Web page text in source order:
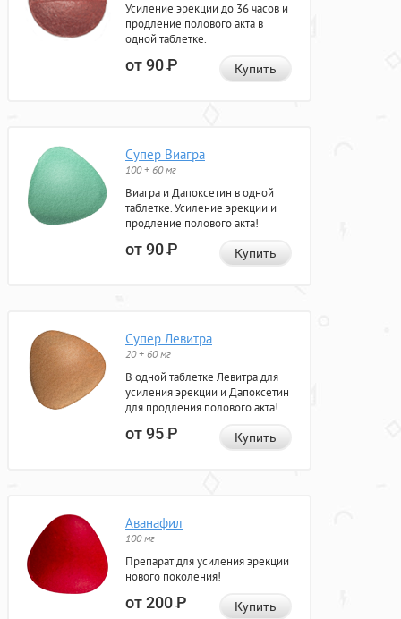
Усиление эрекции до 36 часов и
продление полового акта в
одной таблетке.
от 90Р Купить
Супер Виагра
100 + 60 мг
Виагра и Дапоксетин в одной
таблетке. Усиление эрекции и
продление полового акта!
от 90Р Купить
Супер Левитра
20 + 60 мг
В одной таблетке Левитра для
усиления эрекции и Дапоксетин
для продления полового акта!
от 95Р Купить
Аванафил
100 мг
Препарат для усиления эрекции
нового поколения!
от 200Р Купить